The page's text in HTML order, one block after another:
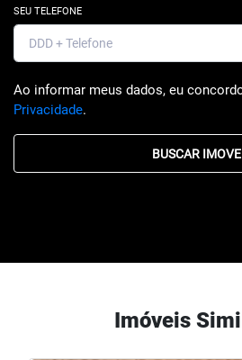
SEU TELEFONE
Ao informar meus dados, eu
Privacidade.
BUSCAR
Imóveis